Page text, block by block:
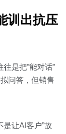
训出抗压
是把”能对话”
问答，但销售
是让AI客户”故